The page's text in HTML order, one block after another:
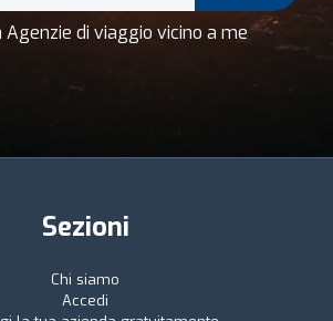
Agenzie di viaggio vicino a me
Sezioni
Chi siamo
Accedi